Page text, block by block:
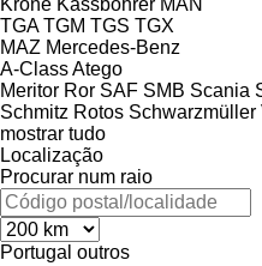
TGA TGM TGS TGX
MAZ Mercedes-Benz
A-ClassAtego
Meritor Ror SAF SMB Scania
Schmitz Rotos Schwarzmüller
mostrar tudo
Localização
Procurar num raio
Portugal outros